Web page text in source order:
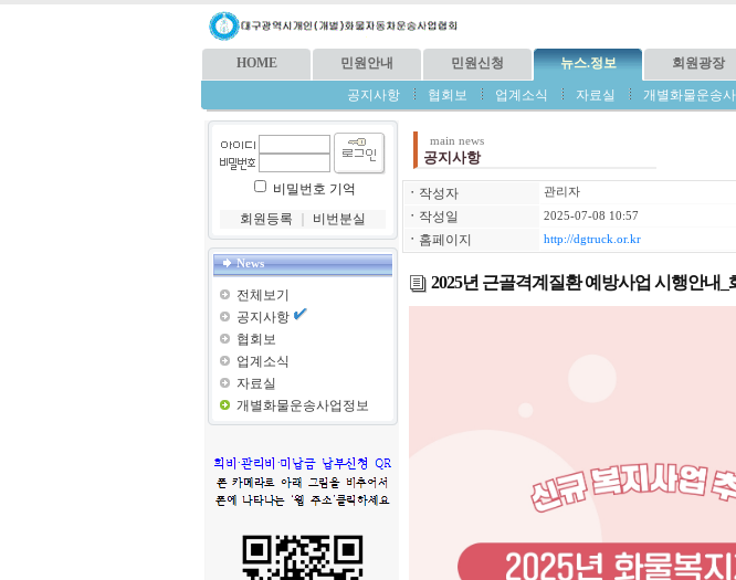
HOME 민원안내 민원신청 뉴스.정보 회원광장
공지사항 협회보 업계소식 자료실 개별화물운송
비밀번호 기억
회원등록
비번분실
News
전체보기
공지사항
협회보
업계소식
자료실
개별화물운송사업정보
main news
공지사항
ㆍ 작성자 관리자
ㆍ 작성일 2025-07-08 10:57
ㆍ 홈페이지 http://dgtruck.or.kr
2025년 근골격계질환 예방사업 시행안내